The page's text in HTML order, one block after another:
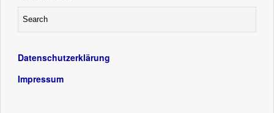
Datenschutzerklärung
Impressum